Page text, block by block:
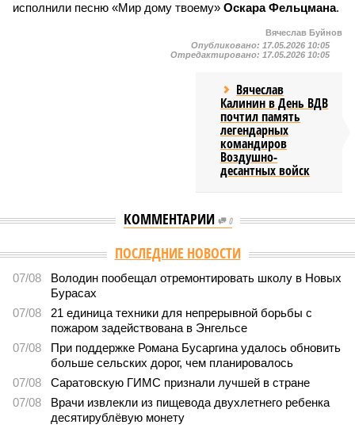
исполнили песню «Мир дому твоему» Оскара Фельцмана.
Вячеслав Буйнов
Опубликовано: 17.05.2026 10:05
Отредактировано: 17.05.2026 10:05
Вячеслав
Калинин в День ВДВ
почтил память
легендарных
командиров
Воздушно-
десантных войск
КОММЕНТАРИИ 0
Версия //Власть //Калинин: ограничение доступа к нелегальным
сайтам помогает защищать граждан от цифровых угроз
Калинин: ограничение доступа к нелегальным сайтам
помогает защищать граждан от цифровых угроз
3877
Барьер для мошенников
Калинин: ограничение доступа к нелегальным сайтам помогает защищать